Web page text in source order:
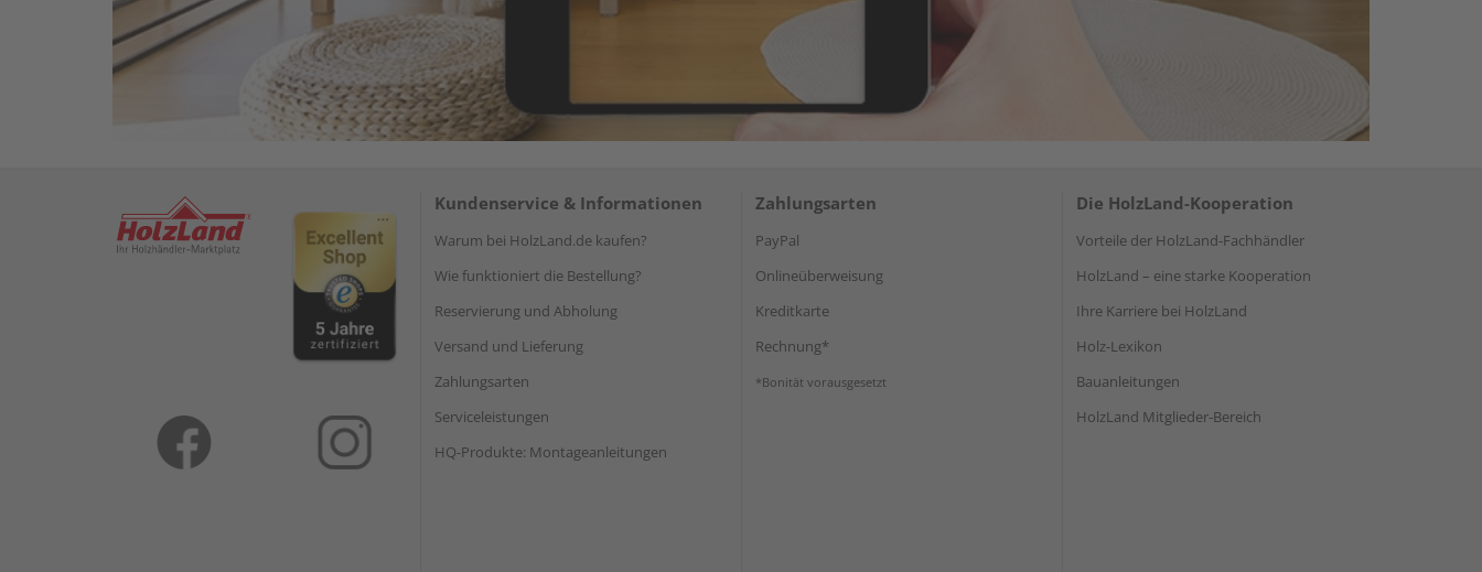
Kundenservice & Informationen
Warum bei HolzLand.de kaufen?
Wie funktioniert die Bestellung?
Reservierung und Abholung
Versand und Lieferung
Zahlungsarten
Serviceleistungen
HQ-Produkte: Montageanleitungen
Zahlungsarten
PayPal
Onlineüberweisung
Kreditkarte
Rechnung*
*Bonität vorausgesetzt
Die HolzLand-Kooperation
Vorteile der HolzLand-Fachhändler
HolzLand – eine starke Kooperation
Ihre Karriere bei HolzLand
Holz-Lexikon
Bauanleitungen
HolzLand Mitglieder-Bereich